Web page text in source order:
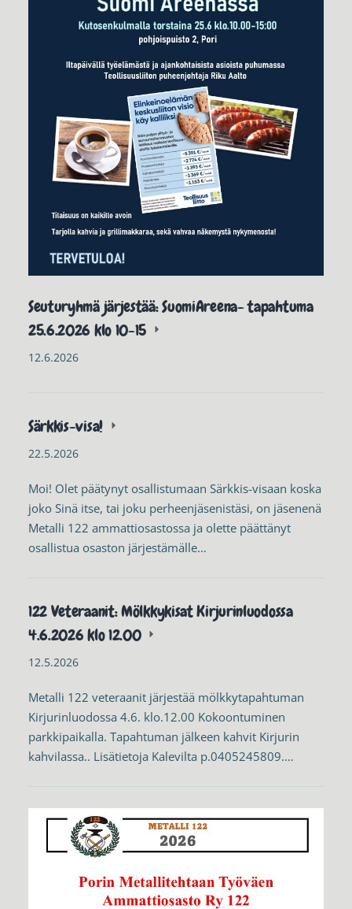
Seuturyhmä järjestää: SuomiAreena- tapahtuma
25.6.2026 klo 10-15
12.6.2026
Särkkis-visa!
22.5.2026
Moi! Olet päätynyt osallistumaan Särkkis-visaan koska
joko Sinä itse, tai joku perheenjäsenistäsi, on jäsenenä
Metalli 122 ammattiosastossa ja olette päättänyt
osallistua osaston järjestämälle…
122 Veteraanit: Mölkkykisat Kirjurinluodossa
4.6.2026 klo 12.00
12.5.2026
Metalli 122 veteraanit järjestää mölkkytapahtuman
Kirjurinluodossa 4.6. klo.12.00 Kokoontuminen
parkkipaikalla. Tapahtuman jälkeen kahvit Kirjurin
kahvilassa.. Lisätietoja Kalevilta p.0405245809.…